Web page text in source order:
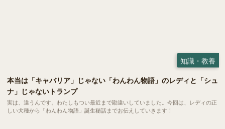
知識・教養
本当は「キャバリア」じゃない「わんわん物語」のレディと「シュ
ナ」じゃないトランプ
実は、違うんです。わたしもつい最近まで勘違いしていました。今回は、レディの正
しい犬種から「わんわん物語」誕生秘話までお伝えしていきます！